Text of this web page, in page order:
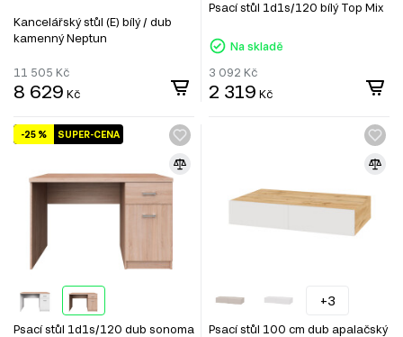
Kancelářský stůl (E) bílý / dub
kamenný Neptun
11 505 Kč
8 629 Kč
Psací stůl 1d1s/120 bílý Top Mix
Na skladě
3 092 Kč
2 319 Kč
SUPER-CENA
-25 %
Psací stůl 1d1s/120 dub sonoma
+3
Psací stůl 100 cm dub apalačský